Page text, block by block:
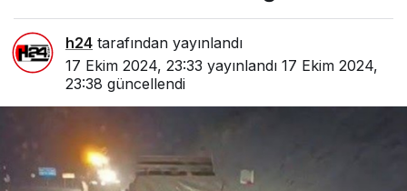
h24 tarafından yayınlandı
17 Ekim 2024, 23:33 yayınlandı 17 Ekim 2024,
23:38 güncellendi